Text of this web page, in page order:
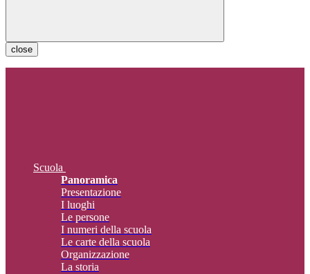
close
Scuola
Panoramica
Presentazione
I luoghi
Le persone
I numeri della scuola
Le carte della scuola
Organizzazione
La storia